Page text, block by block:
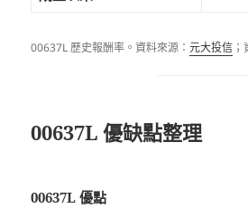
00637L 歷史報酬率。資料來源：元大投信
00637L 優缺點整理
00637L 優點